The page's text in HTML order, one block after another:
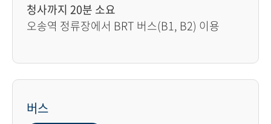
청사까지 20분 소요
오송역 정류장에서 BRT 버스(B1, B2) 이용
버스